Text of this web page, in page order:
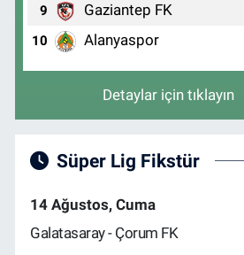
9 Gaziantep FK
10 Alanyaspor
Detaylar için tıklayın
Süper Lig Fikstür
14 Ağustos, Cuma
Galatasaray - Çorum FK